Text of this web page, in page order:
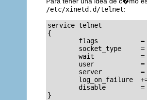
/etc/xinetd.d/telnet:
service telnet
{
flags           =
socket_type     =
wait            =
user            =
server
log_on_failure
disable         =
}